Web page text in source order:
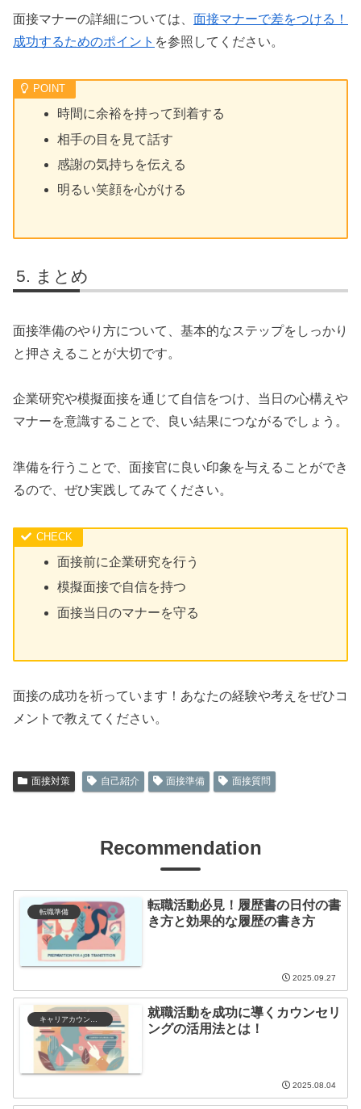
面接マナーの詳細については、 面接マナーで差をつける！
成功するためのポイント を参照してください。
時間に余裕を持って到着する
相手の目を見て話す
感謝の気持ちを伝える
明るい笑顔を心がける
まとめ
面接準備のやり方について、基本的なステップをしっかり
と押さえることが大切です。
企業研究や模擬面接を通じて自信をつけ、当日の心構えや
マナーを意識することで、良い結果につながるでしょう。
準備を行うことで、面接官に良い印象を与えることができ
るので、ぜひ実践してみてください。
面接前に企業研究を行う
模擬面接で自信を持つ
面接当日のマナーを守る
面接の成功を祈っています！あなたの経験や考えをぜひコ
メントで教えてください。
面接対策 自己紹介 面接準備 面接質問
Recommendation
転職準備
転職活動必見！履歴書の日付の書
き方と効果的な履歴の書き方
2025.09.27
キャリアカウンセリング
就職活動を成功に導くカウンセリ
ングの活用法とは！
2025.08.04